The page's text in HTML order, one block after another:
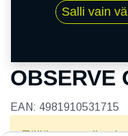
OBSERVE
EAN: 4981910531715
Salli vain